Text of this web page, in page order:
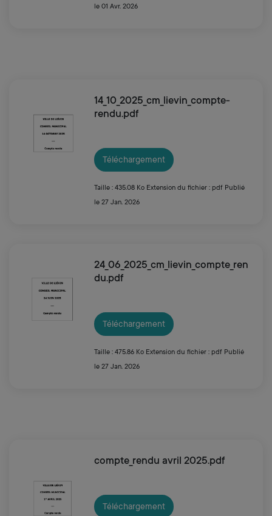
le 01 Avr. 2026
14_10_2025_cm_lievin_compte-
rendu.pdf
Téléchargement
Taille : 435.08 Ko Extension du fichier : pdf Publié
le 27 Jan. 2026
24_06_2025_cm_lievin_compte_ren
du.pdf
Téléchargement
Taille : 475.86 Ko Extension du fichier : pdf Publié
le 27 Jan. 2026
compte_rendu avril 2025.pdf
Téléchargement